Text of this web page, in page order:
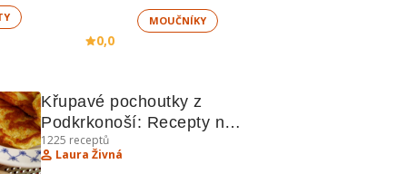
MOUČNÍKY
0,0
Křupavé pochoutky z
Podkrkonoší: Recepty na
placky, pomazánky a
sladké dobroty
1225 receptů
Laura Živná